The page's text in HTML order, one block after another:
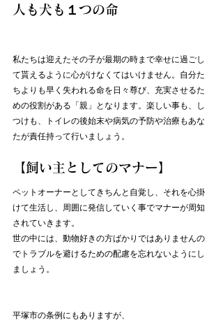
人も犬も１つの命
私たちは迎えたその子が最期の時まで幸せに過ごし
て貰えるように心がけなくてはいけません。自分た
ちよりも早く失われる命を日々尊び、充実させるた
めの役割がある「親」となります。楽しい事も、し
つけも、トイレの後始末や病気の予防や治療もあな
たが責任持って行いましょう。
【飼い主としてのマナー】
ペットオーナーとしてきちんと自覚し、それを心掛
けて生活し、周囲に発信していく事でマナーが周知
されていきます。
世の中には、動物好きの方ばかりではありませんの
でトラブルを避けるための配慮を忘れないようにし
ましょう。
平塚市の条例にもありますが、